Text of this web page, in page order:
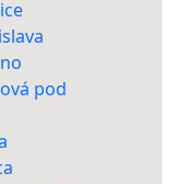
pod